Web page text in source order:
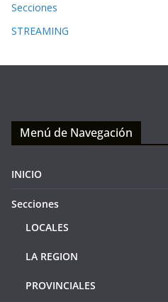
Secciones
STREAMING
Menú de Navegación
INICIO
Secciones
LOCALES
LA REGION
PROVINCIALES